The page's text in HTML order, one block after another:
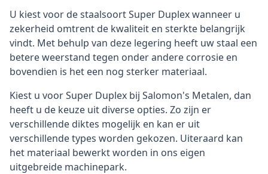
U kiest voor de staalsoort Super Duplex wanneer u
zekerheid omtrent de kwaliteit en sterkte belangrijk
vindt. Met behulp van deze legering heeft uw staal een
betere weerstand tegen onder andere corrosie en
bovendien is het een nog sterker materiaal.
Kiest u voor Super Duplex bij Salomon's Metalen, dan
heeft u de keuze uit diverse opties. Zo zijn er
verschillende diktes mogelijk en kan er uit
verschillende types worden gekozen. Uiteraard kan
het materiaal bewerkt worden in ons eigen
uitgebreide machinepark.